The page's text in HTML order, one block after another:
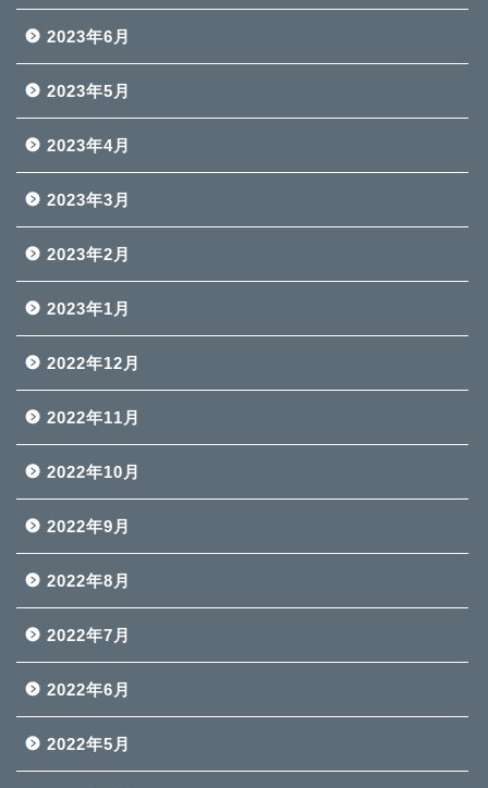
2023年6月
2023年5月
2023年4月
2023年3月
2023年2月
2023年1月
2022年12月
2022年11月
2022年10月
2022年9月
2022年8月
2022年7月
2022年6月
2022年5月